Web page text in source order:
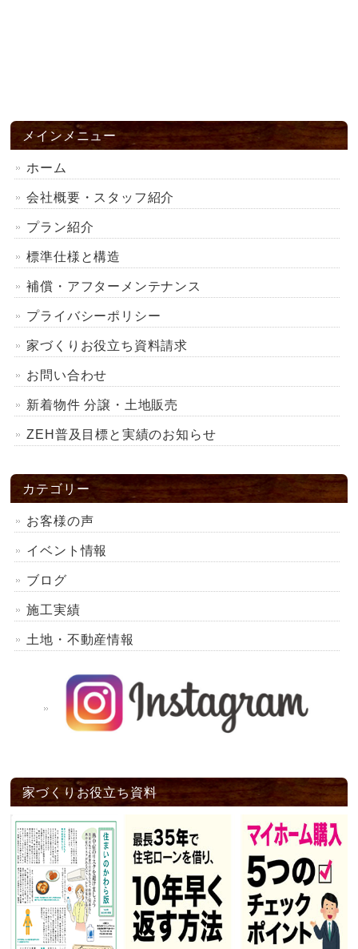
メインメニュー
ホーム
会社概要・スタッフ紹介
プラン紹介
標準仕様と構造
補償・アフターメンテナンス
プライバシーポリシー
家づくりお役立ち資料請求
お問い合わせ
新着物件 分譲・土地販売
ZEH普及目標と実績のお知らせ
カテゴリー
お客様の声
イベント情報
ブログ
施工実績
土地・不動産情報
家づくりお役立ち資料